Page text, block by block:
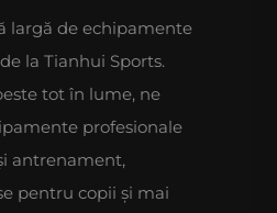
largă de echipamente
la Tianhui Sports.
tot în lume, ne
profesionale
antrenament,
pentru copii și mai